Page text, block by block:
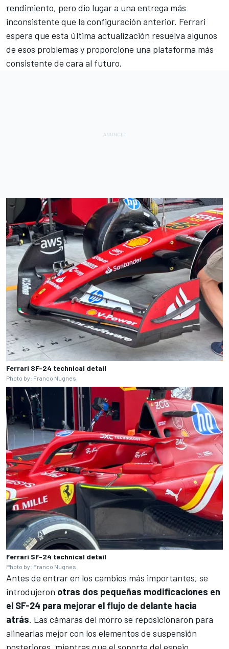
rendimiento, pero dio lugar a una entrega más
inconsistente que la configuración anterior. Ferrari
espera que esta última actualización resuelva algunos
de esos problemas y proporcione una plataforma más
consistente de cara al futuro.
Ferrari SF-24 technical detail
Photo by: Franco Nugnes
Ferrari SF-24 technical detail
Photo by: Franco Nugnes
Antes de entrar en los cambios más importantes, se
introdujeron otras dos pequeñas modificaciones en
el SF-24 para mejorar el flujo de delante hacia
atrás. Las cámaras del morro se reposicionaron para
alinearlas mejor con los elementos de suspensión